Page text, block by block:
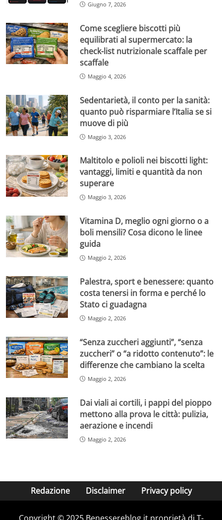
Giugno 7, 2026
Come scegliere biscotti più
equilibrati al supermercato: la
check-list nutrizionale scaffale per
scaffale
Maggio 4, 2026
Sedentarietà, il conto per la sanità:
quanto può risparmiare l’Italia se si
muove di più
Maggio 3, 2026
Maltitolo e polioli nei biscotti light:
vantaggi, limiti e quantità da non
superare
Maggio 3, 2026
Vitamina D, meglio ogni giorno o a
boli mensili? Cosa dicono le linee
guida
Maggio 2, 2026
Palestra, sport e benessere: quanto
costa tenersi in forma e perché lo
Stato ci guadagna
Maggio 2, 2026
“Senza zuccheri aggiunti”, “senza
zuccheri” o “a ridotto contenuto”: le
differenze che cambiano la scelta
Maggio 2, 2026
Dai viali ai cortili, i pappi del pioppo
mettono alla prova le città: pulizia,
aerazione e incendi
Maggio 2, 2026
Redazione Disclaimer Privacy policy